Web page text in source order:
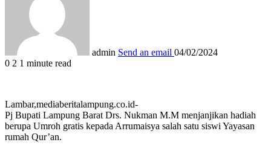
admin Send an email 04/02/2024
0 2 1 minute read
Lambar,mediaberitalampung.co.id-
Pj Bupati Lampung Barat Drs. Nukman M.M menjanjikan hadiah
berupa Umroh gratis kepada Arrumaisya salah satu siswi Yayasan
rumah Qur’an.